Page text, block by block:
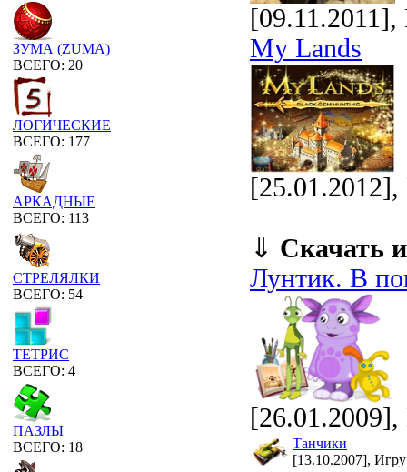
ЗУМА (ZUMA)
ВСЕГО: 20
ЛОГИЧЕСКИЕ
ВСЕГО: 177
АРКАДНЫЕ
ВСЕГО: 113
СТРЕЛЯЛКИ
ВСЕГО: 54
ТЕТРИС
ВСЕГО: 4
ПАЗЛЫ
ВСЕГО: 18
[09.11.2011],
My Lands
[25.01.2012],
⇓ Скачать
Лунтик. В
[26.01.2009],
Танчики
[13.10.2007],